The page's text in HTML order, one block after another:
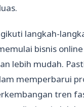
langkah-
bisnis
lebih mudah.
memperbarui
tren